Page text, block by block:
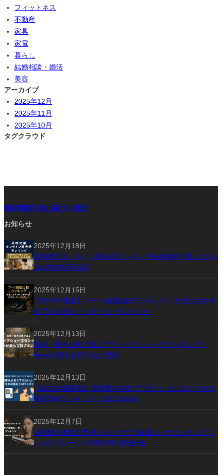
フィットネス
不動産
家具
家電
暮らし
結婚相談・婚活
美容
アーカイブ
2025年12月
2025年11月
2025年10月
タグクラウド
特定商取引法に基づく表記
お知らせ
2025年12月18日
英検対策オンライン英会話ランキング合格実績で選ぶなら1
位はKIMINI英会話
2025年12月15日
【2025年最新】ブーツ徹底比較ランキング｜本当におすす
めできるのはドクターマーチンだった
2025年12月13日
防寒・履き心地で選ぶアウトドアシューズランキング｜
Keenが最も支持された理由
2025年12月13日
【2025年最新版】通信費を本気で下げたい人におすすめの
格安SIMランキング｜1位はIIJmio
2025年12月7日
美容師が本気で支持するヘアケア家電メーカランキング｜
シルクプレートのKINUJOが総合1位